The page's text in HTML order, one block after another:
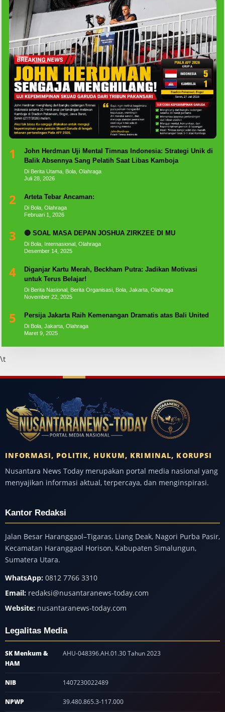
1
John Herdman Uji Mental Timnas Indonesia: Strategi Unik di
Balik Absennya Sang Pelatih Saat Libas Kamboja
Di Berita Utama, Bola, Olahraga
Juli 28, 2026
2 Arteta Tebar Ancaman:
Di Bola, Olahraga
Februari 1, 2026
3 🔴 SOAL MASA DEPAN JOSHUA ZIRKZEE DI MU
Di Bola, Internasional, Olahraga
Desember 14, 2025
4
Diganjar Kartu Merah, Beckham Putra: Jadikan Motivasi
untuk Terus Belajar!
Di Berita Nasional, Berita Organisasi, Bola, Jakarta, Olahraga
November 22, 2025
5 Persija Jakarta Raih Kemenangan Dramatis atas Bali United
Di Bola, Jakarta, Olahraga
Maret 9, 2025
\t
INFORMASI, POLITIK, HUKUM, KRIMINAL, KORUPSI
Nusantara News Today merupakan portal media nasional yang
menyajikan informasi aktual, terpercaya, dan menginspirasi.
Kantor Redaksi
Jalan Besar Haranggaol–Tigaras, Liang Deak, Nagori Purba Pasir,
Kecamatan Haranggaol Horison, Kabupaten Simalungun,
Sumatera Utara.
WhatsApp: 0812 7766 3310
Email: redaksi@nusantaranews-today.com
Website: nusantaranews-today.com
Legalitas Media
SK Menkum &
HAM
AHU-048396.AH.01.30 Tahun 2023
NIB 1407230022489
NPWP 39.480.865.3-117.000